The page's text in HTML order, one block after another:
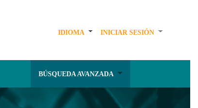
IDIOMA INICIAR SESIÓN
BÚSQUEDA AVANZADA